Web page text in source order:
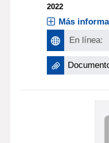
2022
Más
En línea: